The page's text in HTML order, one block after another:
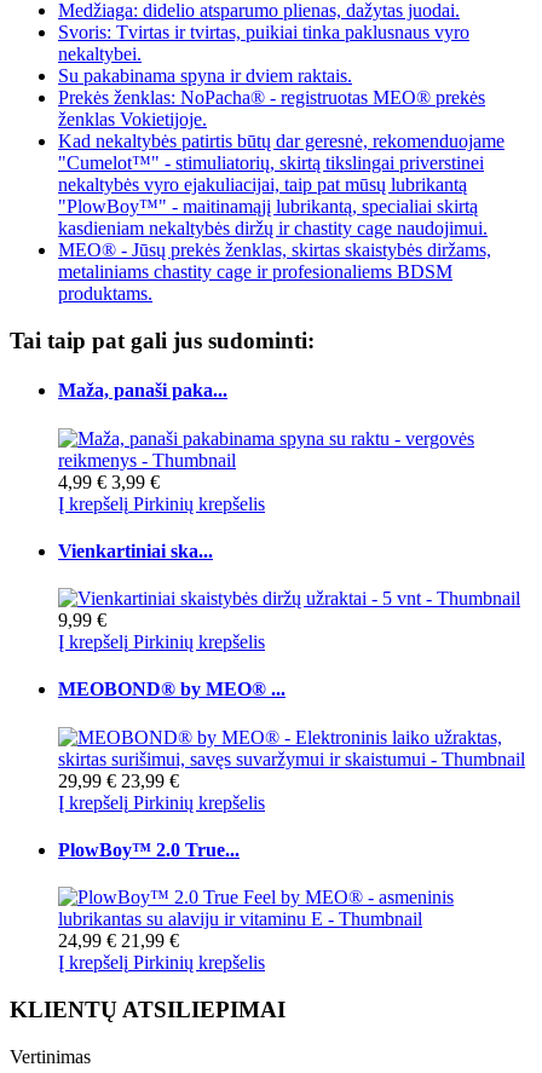
Medžiaga: didelio atsparumo plienas, dažytas juodai.
Svoris: Tvirtas ir tvirtas, puikiai tinka paklusnaus vyro
nekaltybei.
Su pakabinama spyna ir dviem raktais.
Prekės ženklas: NoPacha® - registruotas MEO® prekės
ženklas Vokietijoje.
Kad nekaltybės patirtis būtų dar geresnė, rekomenduojame
"Cumelot™" - stimuliatorių, skirtą tikslingai priverstinei
nekaltybės vyro ejakuliacijai, taip pat mūsų lubrikantą
"PlowBoy™" - maitinamąjį lubrikantą, specialiai skirtą
kasdieniam nekaltybės diržų ir chastity cage naudojimui.
MEO® - Jūsų prekės ženklas, skirtas skaistybės diržams,
metaliniams chastity cage ir profesionaliems BDSM
produktams.
Tai taip pat gali jus sudominti:
Maža, panaši paka...
4,99 € 3,99 €
Į krepšelį Pirkinių krepšelis
Vienkartiniai ska...
9,99 €
Į krepšelį Pirkinių krepšelis
MEOBOND® by MEO® ...
29,99 € 23,99 €
Į krepšelį Pirkinių krepšelis
PlowBoy™ 2.0 True...
24,99 € 21,99 €
Į krepšelį Pirkinių krepšelis
KLIENTŲ ATSILIEPIMAI
Vertinimas